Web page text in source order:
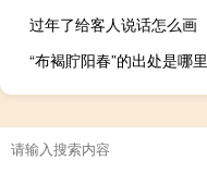
过年了给客人说话怎么画
“布褐貯阳春”的出处是哪里